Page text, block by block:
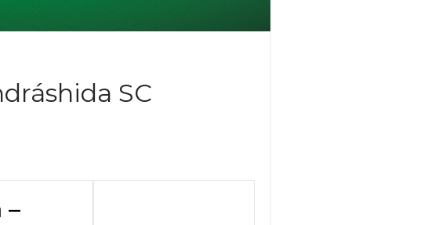
SC
–